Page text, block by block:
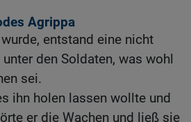
Agrippa
entstand eine nicht
den Soldaten, was wohl
sei.
ihn holen lassen wollte und
er die Wachen und ließ sie